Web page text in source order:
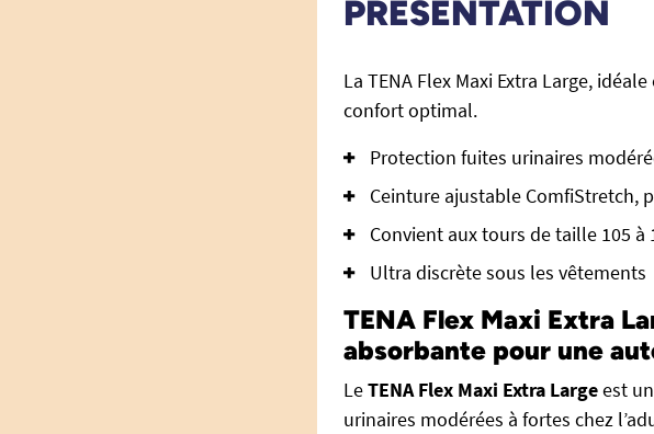
PRÉSENTATION
La TENA Flex Maxi Extra Large, idéale
confort optimal.
Protection fuites urinaires
Ceinture ajustable ComfiStretch,
Convient aux tours de taille 105 à
Ultra discrète sous les vêtements
TENA Flex Maxi Extra
absorbante pour une
LeTENA Flex Maxi Extra Largeest
urinaires modérées à fortes chez